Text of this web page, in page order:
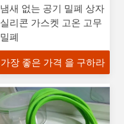
냄새 없는 공기 밀폐 상자
실리콘 가스켓 고온 고무
밀폐
가장 좋은 가격 을 구하라